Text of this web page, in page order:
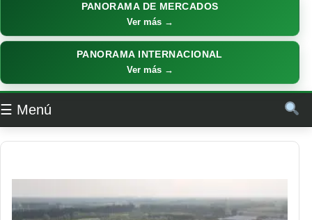
PANORAMA DE MERCADOS
Ver más →
PANORAMA INTERNACIONAL
Ver más →
☰ Menú